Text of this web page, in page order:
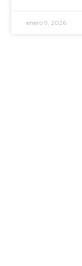
enero 9, 2026